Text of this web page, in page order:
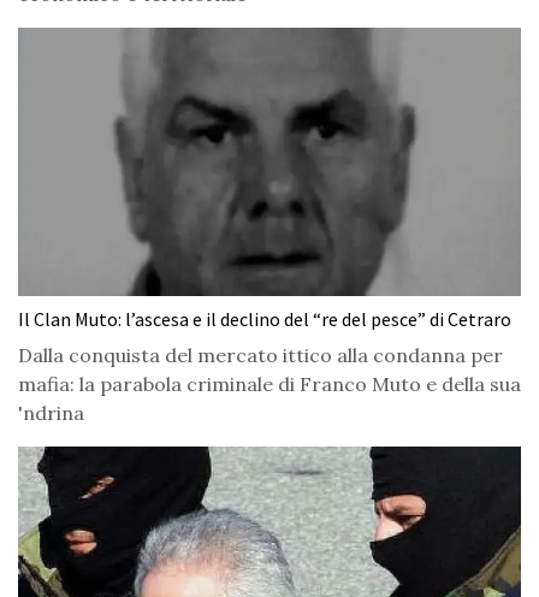
Il Clan Muto: l’ascesa e il declino del “re del pesce” di Cetraro
Dalla conquista del mercato ittico alla condanna per
mafia: la parabola criminale di Franco Muto e della sua
'ndrina